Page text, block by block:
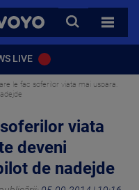
VOYO
CAUTA
TOATE
LIVE
le fac soferilor viata mai usoara.
viata
deveni
de nadejde